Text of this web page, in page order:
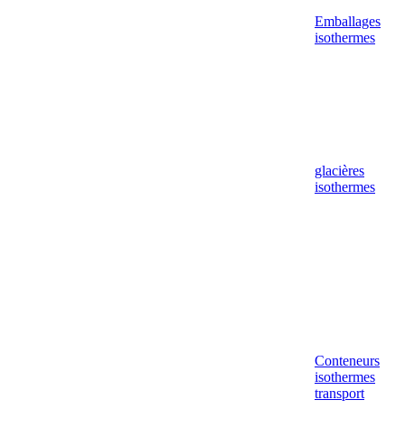
Emballages
isothermes
glacières
isothermes
Conteneurs
isothermes
transport